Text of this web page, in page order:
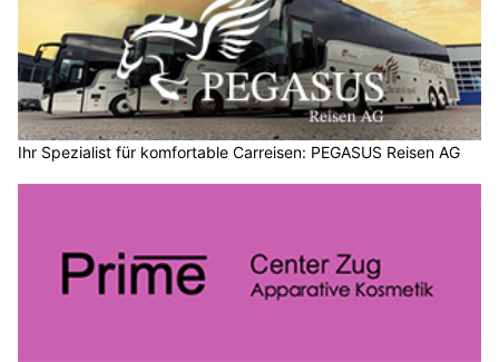
Ihr Spezialist für komfortable Carreisen: PEGASUS Reisen AG